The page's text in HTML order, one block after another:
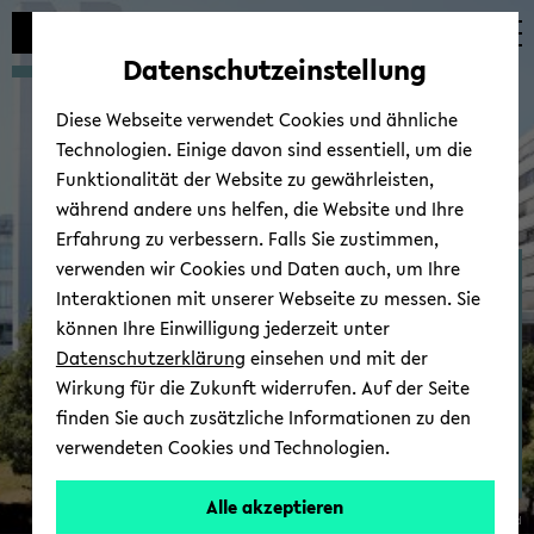
Automatische
vermeiden
zum
wechseln
zum
wechseln
zum
wechseln
Dr. Singa Beh­rens
© Uni­ver­si­tät Bie­le­feld
Datenschutzeinstellung
Diese Webseite verwendet Cookies und ähnliche
Technologien. Einige davon sind essentiell, um die
Funktionalität der Website zu gewährleisten,
während andere uns helfen, die Website und Ihre
Erfahrung zu verbessern. Falls Sie zustimmen,
verwenden wir Cookies und Daten auch, um Ihre
Interaktionen mit unserer Webseite zu messen. Sie
können Ihre Einwilligung jederzeit unter
Datenschutzerklärung einsehen und mit der
Wirkung für die Zukunft widerrufen. Auf der Seite
finden Sie auch zusätzliche Informationen zu den
verwendeten Cookies und Technologien.
Alle akzeptieren